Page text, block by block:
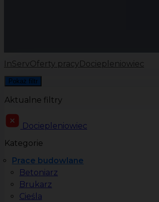
InServOferty pracy Dociepleniowiec
Pokaż filtr
Aktualne filtry
Dociepleniowiec
Kategorie
Prace budowlane
Betoniarz
Brukarz
Cieśla